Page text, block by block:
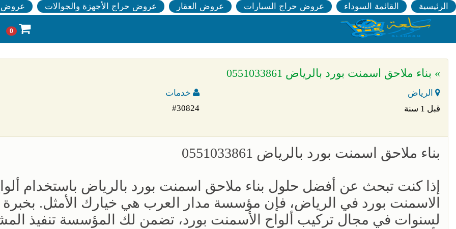
الرئيسية القائمة السوداء عروض حراج السيارات عروض العقار عروض حراج الأجهزة والجوالات عروض
0
» بناء ملاحق اسمنت بورد بالرياض 0551033861
الرياض
خدمات
قبل 1 سنة
#30824
بناء ملاحق اسمنت بورد بالرياض 0551033861
إذا كنت تبحث عن أفضل حلول بناء ملاحق اسمنت بورد بالرياض باستخدام
الاسمنت بورد في الرياض، فإن مؤسسة مدار العرب هي خيارك الأمثل. بخبرة
لسنوات في مجال تركيب ألواح الأسمنت بورد، تضمن لك المؤسسة تنفيذ